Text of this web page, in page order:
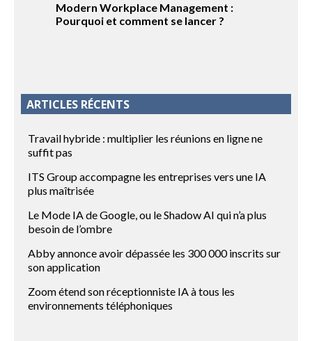
Modern Workplace Management :
Pourquoi et comment se lancer ?
ARTICLES RÉCENTS
Travail hybride : multiplier les réunions en ligne ne
suffit pas
ITS Group accompagne les entreprises vers une IA
plus maîtrisée
Le Mode IA de Google, ou le Shadow AI qui n’a plus
besoin de l’ombre
Abby annonce avoir dépassée les 300 000 inscrits sur
son application
Zoom étend son réceptionniste IA à tous les
environnements téléphoniques